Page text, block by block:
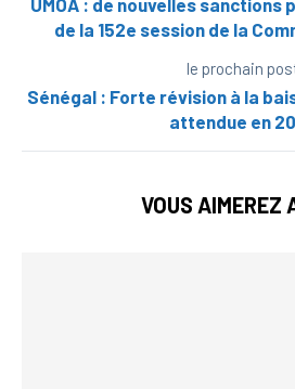
de la 152e session de la
le prochain
Sénégal : Forte révision à la
attendue en
VOUS AIMEREZ